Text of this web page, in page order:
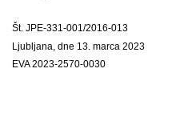
Št. JPE-331-001/2016-013
Ljubljana, dne 13. marca 2023
EVA 2023-2570-0030